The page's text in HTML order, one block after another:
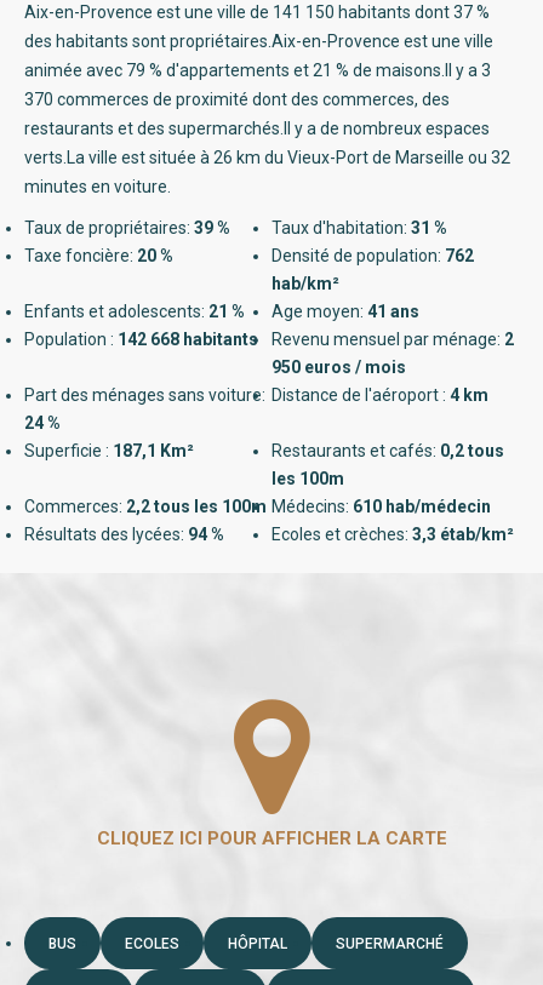
Aix-en-Provence est une ville de 141 150 habitants dont 37 %
des habitants sont propriétaires.Aix-en-Provence est une ville
animée avec 79 % d'appartements et 21 % de maisons.Il y a 3
370 commerces de proximité dont des commerces, des
restaurants et des supermarchés.Il y a de nombreux espaces
verts.La ville est située à 26 km du Vieux-Port de Marseille ou 32
minutes en voiture.
Taux de propriétaires: 39 % Taux d'habitation: 31 %
Taxe foncière: 20 % Densité de population: 762
hab/km²
Enfants et adolescents: 21 % Age moyen: 41 ans
Population : 142 668 habitants Revenu mensuel par ménage: 2
950 euros / mois
Part des ménages sans voiture:
24 %
Distance de l'aéroport : 4 km
Superficie : 187,1 Km² Restaurants et cafés: 0,2 tous
les 100m
Commerces: 2,2 tous les 100m Médecins: 610 hab/médecin
Résultats des lycées: 94 % Ecoles et crèches: 3,3 étab/km²
BUS ECOLES HÔPITAL SUPERMARCHÉ